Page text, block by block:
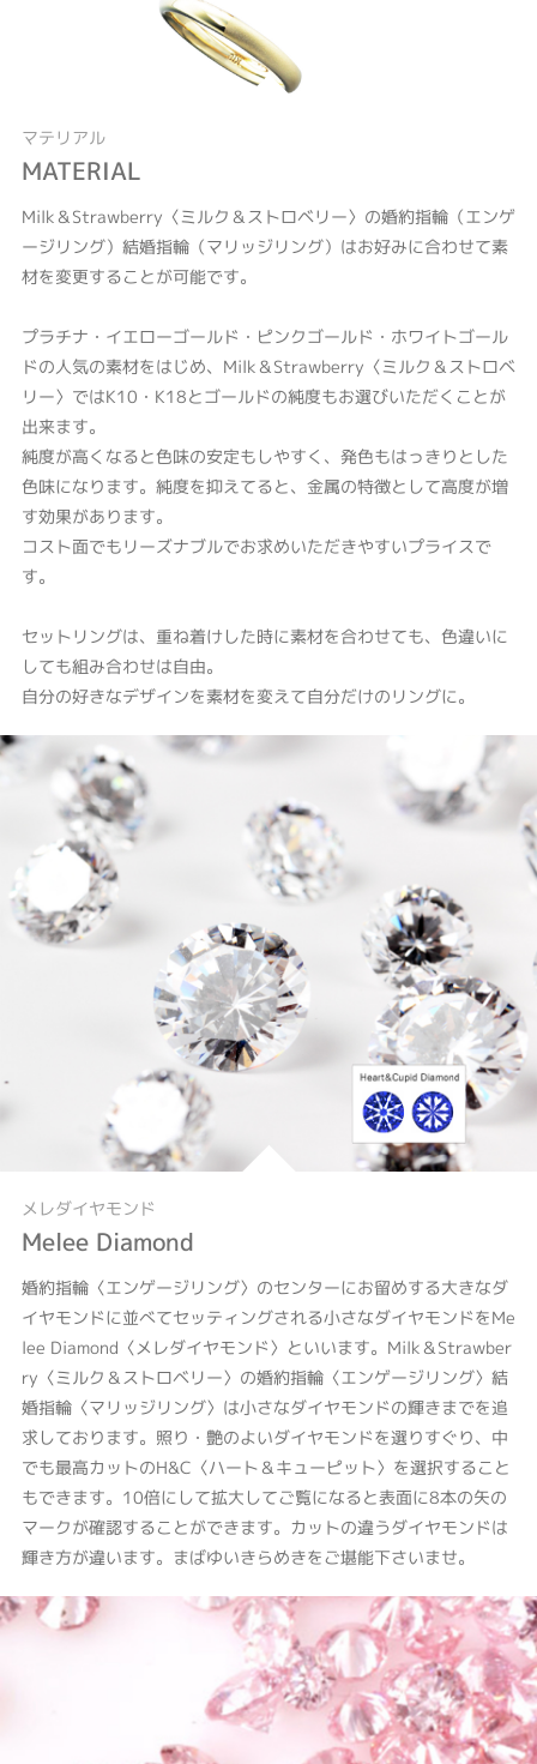
マテリアル
MATERIAL
Milk＆Strawberry〈ミルク＆ストロベリー〉の婚約指輪（エンゲ
ージリング）結婚指輪（マリッジリング）はお好みに合わせて素
材を変更することが可能です。
プラチナ・イエローゴールド・ピンクゴールド・ホワイトゴール
ドの人気の素材をはじめ、Milk＆Strawberry〈ミルク＆ストロベ
リー〉ではK10・K18とゴールドの純度もお選びいただくことが
出来ます。
純度が高くなると色味の安定もしやすく、発色もはっきりとした
色味になります。純度を抑えてると、金属の特徴として高度が増
す効果があります。
コスト面でもリーズナブルでお求めいただきやすいプライスで
す。
セットリングは、重ね着けした時に素材を合わせても、色違いに
しても組み合わせは自由。
自分の好きなデザインを素材を変えて自分だけのリングに。
メレダイヤモンド
Melee Diamond
婚約指輪〈エンゲージリング〉のセンターにお留めする大きなダ
イヤモンドに並べてセッティングされる小さなダイヤモンドをMe
lee Diamond〈メレダイヤモンド〉といいます。Milk＆Strawber
ry〈ミルク＆ストロベリー〉の婚約指輪〈エンゲージリング〉結
婚指輪〈マリッジリング〉は小さなダイヤモンドの輝きまでを追
求しております。照り・艶のよいダイヤモンドを選りすぐり、中
でも最高カットのH&C〈ハート＆キューピット〉を選択すること
もできます。10倍にして拡大してご覧になると表面に8本の矢の
マークが確認することができます。カットの違うダイヤモンドは
輝き方が違います。まばゆいきらめきをご堪能下さいませ。